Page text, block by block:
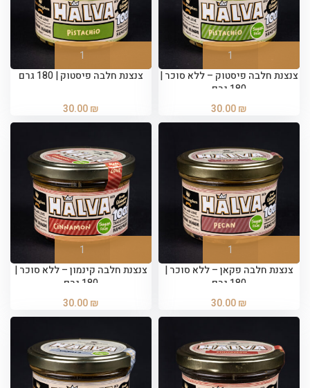
צנצנת חלבה פיסטוק – ללא סוכר |
180 גרם
30.00₪
צנצנת חלבה פיסטוק | 180 גרם
30.00₪
צנצנת חלבה פקאן – ללא סוכר |
180 גרם
30.00₪
צנצנת חלבה קינמון – ללא סוכר |
180 גרם
30.00₪